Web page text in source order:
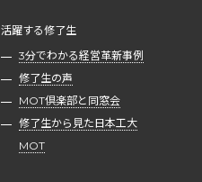
活躍する修了生
3分でわかる経営革新事例
修了生の声
MOT倶楽部と同窓会
修了生から見た日本工大
MOT